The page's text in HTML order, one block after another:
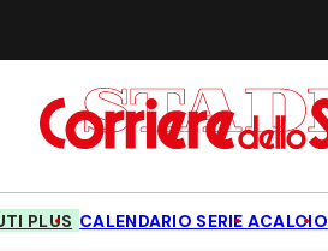
PLUS CALENDARIO SERIE ACALCIO